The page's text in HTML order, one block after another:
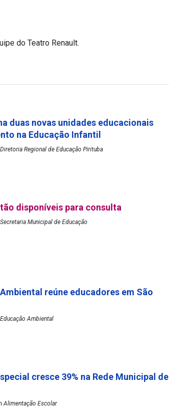
do Teatro Renault.
duas novas unidades educacionais
na Educação Infantil
Regional de Educação Pirituba
disponíveis para consulta
Municipal de Educação
reúne educadores em São
Ambiental
cresce 39% na Rede Municipal de
Alimentação Escolar